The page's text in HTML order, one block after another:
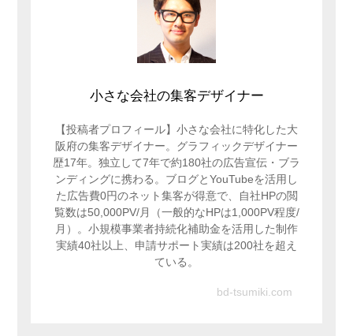
小さな会社の集客デザイナー
【投稿者プロフィール】小さな会社に特化した大
阪府の集客デザイナー。グラフィックデザイナー
歴17年。独立して7年で約180社の広告宣伝・ブラ
ンディングに携わる。ブログとYouTubeを活用し
た広告費0円のネット集客が得意で、自社HPの閲
覧数は50,000PV/月（一般的なHPは1,000PV程度/
月）。小規模事業者持続化補助金を活用した制作
実績40社以上、申請サポート実績は200社を超え
ている。
bd-tsumiki.com